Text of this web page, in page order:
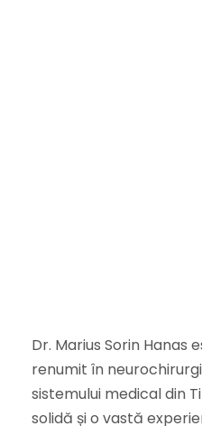
Dr. Marius Sorin Hanas
renumit în
sistemului medical din
solidă și o vastă